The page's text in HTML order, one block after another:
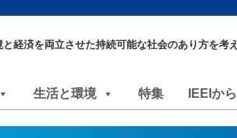
と経済を両立させた持続可能な社会のあり方を考
生活と環境 特集 IEEIか